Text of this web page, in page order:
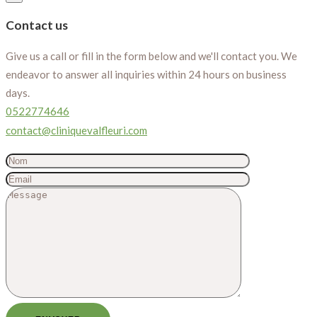
Contact us
Give us a call or fill in the form below and we'll contact you. We
endeavor to answer all inquiries within 24 hours on business
days.
0522774646
contact@cliniquevalfleuri.com